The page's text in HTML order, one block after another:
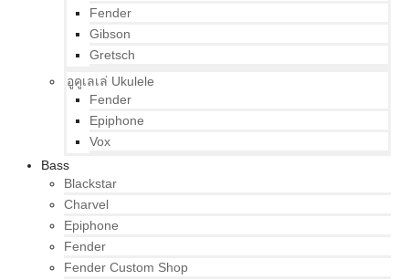
Fender
Gibson
Gretsch
อูคูเลเล่ Ukulele
Fender
Epiphone
Vox
Bass
Blackstar
Charvel
Epiphone
Fender
Fender Custom Shop